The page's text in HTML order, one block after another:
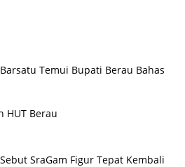
Temui Bupati Berau Bahas
HUT Berau
SraGam Figur Tepat Kembali